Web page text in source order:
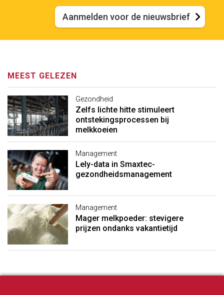
Aanmelden voor de nieuwsbrief
MEEST GELEZEN
Gezondheid
Zelfs lichte hitte stimuleert
ontstekingsprocessen bij
melkkoeien
Management
Lely-data in Smaxtec-
gezondheidsmanagement
Management
Mager melkpoeder: stevigere
prijzen ondanks vakantietijd